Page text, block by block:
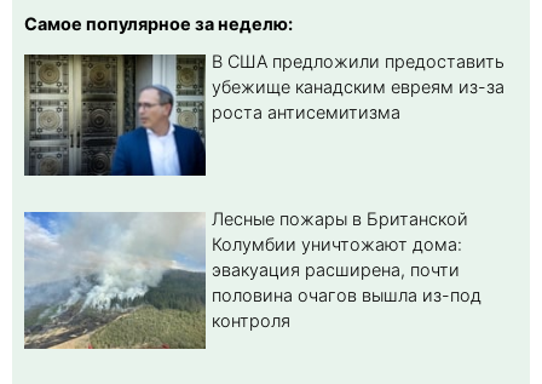
Самое популярное за неделю:
В США предложили предоставить
убежище канадским евреям из-за
роста антисемитизма
Лесные пожары в Британской
Колумбии уничтожают дома:
эвакуация расширена, почти
половина очагов вышла из-под
контроля